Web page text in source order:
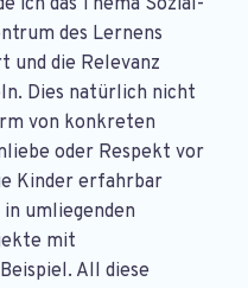
ich das Thema Sozial-
des Lernens
und die Relevanz
Dies natürlich nicht
von konkreten
oder Respekt vor
Kinder erfahrbar
in umliegenden
mit
All diese